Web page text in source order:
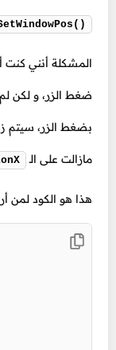
المشكلة أنني كنت
ضغط الزر، و لكن
بضغط الزر، سيتم
مازالت على الـ
هذا هو الكود لمن